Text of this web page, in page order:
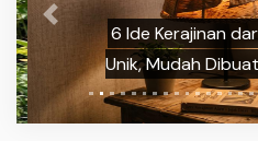
6 Ide Kerajinan dari
Unik, Mudah
Previous